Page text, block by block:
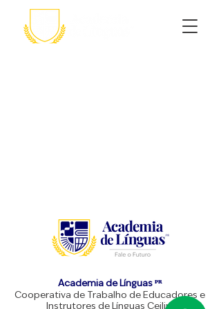
Academia de Línguas ᴾᴿ
Cooperativa de Trabalho de Educadores e
Instrutores de Línguas Ceilin.